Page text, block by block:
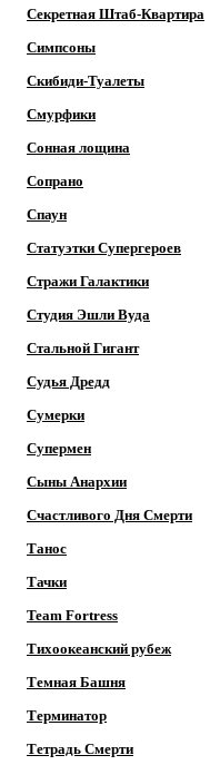
Секретная Штаб-Квартира
Симпсоны
Скибиди-Туалеты
Смурфики
Сонная лощина
Сопрано
Спаун
Статуэтки Супергероев
Стражи Галактики
Студия Эшли Вуда
Стальной Гигант
Судья Дредд
Сумерки
Супермен
Сыны Анархии
Счастливого Дня Смерти
Танос
Тачки
Team Fortress
Тихоокеанский рубеж
Темная Башня
Терминатор
Тетрадь Смерти